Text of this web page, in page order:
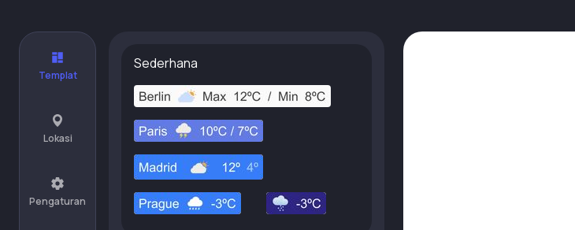
Templat
Lokasi
Pengaturan
Sederhana